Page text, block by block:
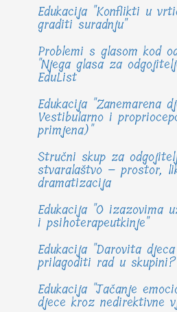
Edukacija "Konflikti u
graditi suradnju"
Problemi s glasom kod
"Njega glasa za
EduList
Edukacija "Zanemarena
Vestibularno i
primjena)"
Stručni skup za
stvaralaštvo – prostor,
dramatizacija
Edukacija "O izazovima
i psihoterapeutkinje"
Edukacija "Darovita
prilagoditi rad u
Edukacija "Jačanje
djece kroz nedirektivne